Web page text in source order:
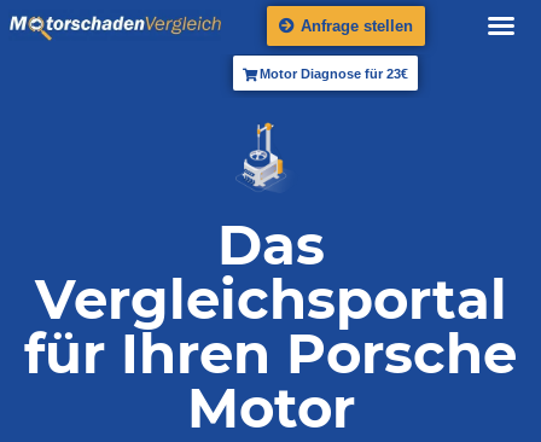
Anfrage stellen
Motor Diagnose für 23€
Das
Vergleichsportal
für Ihren Porsche
Motor